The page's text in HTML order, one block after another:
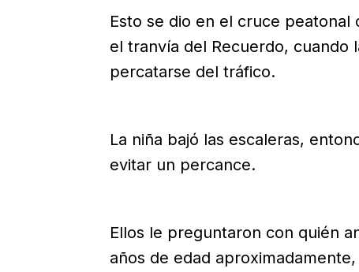
Esto se dio en el cruce
el tranvía del Recuerdo, cuando
percatarse del tráfico.
La niña bajó las escaleras,
evitar un percance.
Ellos le preguntaron con quién
años de edad